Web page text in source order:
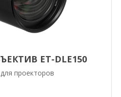
ET-DLE150
проекторов